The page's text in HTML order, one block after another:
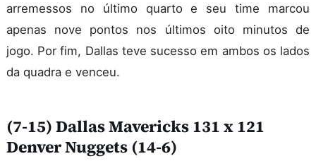
arremessos no último quarto e seu time marcou
apenas nove pontos nos últimos oito minutos de
jogo. Por fim, Dallas teve sucesso em ambos os lados
da quadra e venceu.
(7-15) Dallas Mavericks 131 x 121
Denver Nuggets (14-6)